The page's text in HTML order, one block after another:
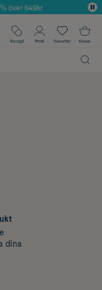
över 649kr
Recept Profil Favoriter Kassa
dina